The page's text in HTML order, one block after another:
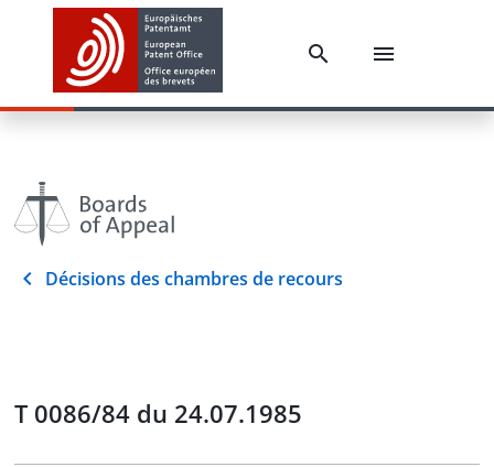
Décisions des chambres de recours
T 0086/84 du 24.07.1985